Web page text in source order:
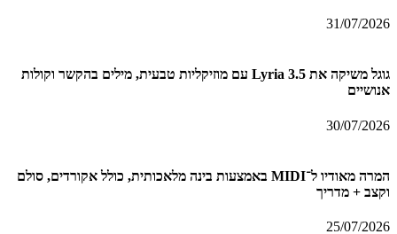
31/07/2026
גוגל משיקה את Lyria 3.5 עם מוזיקליות טבעית, מילים בהקשר וקולות
אנושיים
30/07/2026
המרה מאודיו ל־MIDI באמצעות בינה מלאכותית, כולל אקורדים, סולם
וקצב + מדריך
25/07/2026